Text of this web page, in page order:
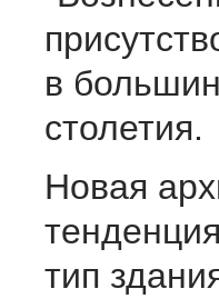
в
столетия.
Новая
тип